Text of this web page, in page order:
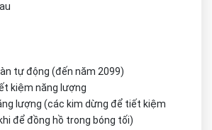
tự động (đến năm 2099)
kiệm năng lượng
lượng (các kim dừng để tiết kiệm
để đồng hồ trong bóng tối)